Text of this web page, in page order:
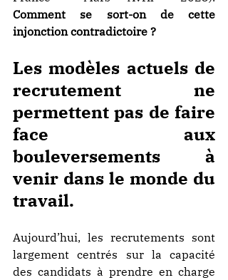
Comment se sort-on de cette
injonction contradictoire ?
Les modèles actuels de
recrutement ne
permettent pas de faire
face aux
bouleversements à
venir dans le monde du
travail.
Aujourd’hui, les recrutements sont
largement centrés sur la capacité
des candidats à prendre en charge